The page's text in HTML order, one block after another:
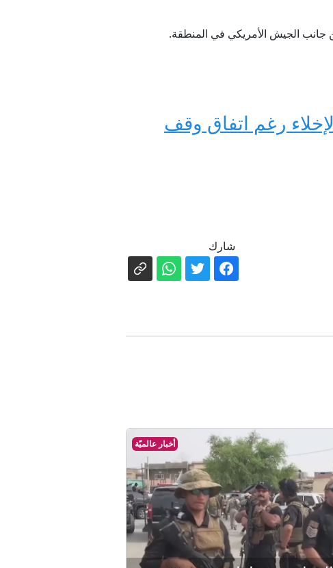
جانب الجيش الأمريكي في المنطقة.
رغم اتفاق وقف
شارك
أخبار عالميّة